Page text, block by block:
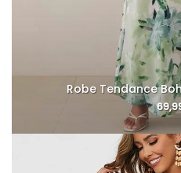
Robe Tendance